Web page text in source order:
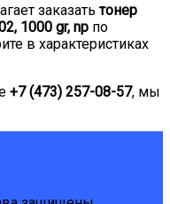
заказатьтонер
1000 gr, np по
в характеристиках
+7 (473) 257-08-57, мы